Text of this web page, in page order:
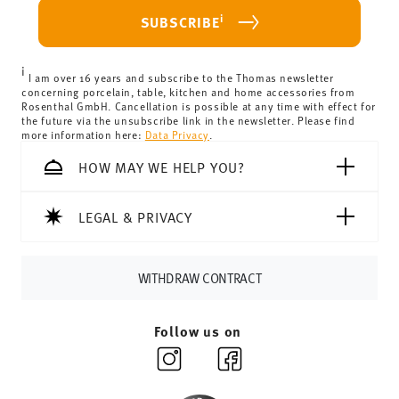
For Germany, these are 4,90 €. For all other countries, you
can view the delivery costs
delivery is free of charge.
Switzerland:delivery is free of charge for orders over
69,90 CHF. If the value of your purchase is less than
69,90 CHF, delivery charges are 36,90 CHF.
Tracking:You will receive a tracking code by e-mail as
Delivery time: 3-5 working days for delivery within
Germany for items in stock. You can view delivery times to
For returns, please use ourreturns service
SUBSCRIBEi
i I am over 16 years and subscribe to the Thomas newsletter
concerning porcelain, table, kitchen and home accessories from
Rosenthal GmbH. Cancellation is possible at any time with effect for
the future via the unsubscribe link in the newsletter. Please find
more information here: Data Privacy
HOW MAY WE HELP YOU?
LEGAL & PRIVACY
WITHDRAW CONTRACT
Follow us on